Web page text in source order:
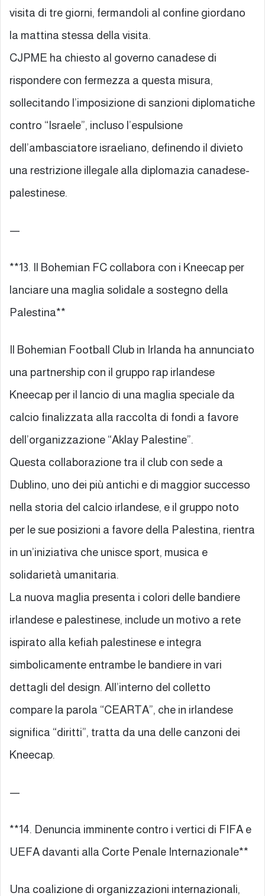
visita di tre giorni, fermandoli al confine giordano
la mattina stessa della visita.
CJPME ha chiesto al governo canadese di
rispondere con fermezza a questa misura,
sollecitando l’imposizione di sanzioni diplomatiche
contro “Israele”, incluso l’espulsione
dell’ambasciatore israeliano, definendo il divieto
una restrizione illegale alla diplomazia canadese-
palestinese.
—
**13. Il Bohemian FC collabora con i Kneecap per
lanciare una maglia solidale a sostegno della
Palestina**
Il Bohemian Football Club in Irlanda ha annunciato
una partnership con il gruppo rap irlandese
Kneecap per il lancio di una maglia speciale da
calcio finalizzata alla raccolta di fondi a favore
dell’organizzazione “Aklay Palestine”.
Questa collaborazione tra il club con sede a
Dublino, uno dei più antichi e di maggior successo
nella storia del calcio irlandese, e il gruppo noto
per le sue posizioni a favore della Palestina, rientra
in un’iniziativa che unisce sport, musica e
solidarietà umanitaria.
La nuova maglia presenta i colori delle bandiere
irlandese e palestinese, include un motivo a rete
ispirato alla kefiah palestinese e integra
simbolicamente entrambe le bandiere in vari
dettagli del design. All’interno del colletto
compare la parola “CEARTA”, che in irlandese
significa “diritti”, tratta da una delle canzoni dei
Kneecap.
—
**14. Denuncia imminente contro i vertici di FIFA e
UEFA davanti alla Corte Penale Internazionale**
Una coalizione di organizzazioni internazionali,